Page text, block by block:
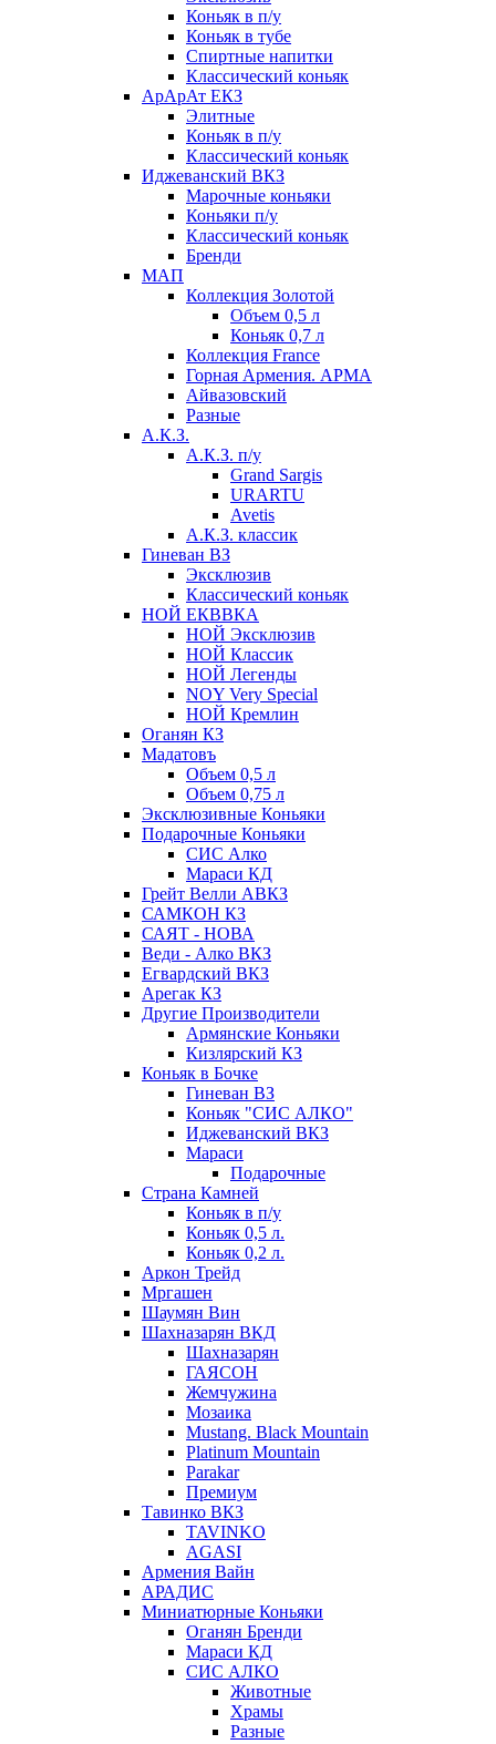
Коньяк в п/у
Коньяк в тубе
Спиртные напитки
Классический коньяк
АрАрАт ЕКЗ
Элитные
Коньяк в п/у
Классический коньяк
Иджеванский ВКЗ
Марочные коньяки
Коньяки п/у
Классический коньяк
Бренди
МАП
Коллекция Золотой
Объем 0,5 л
Коньяк 0,7 л
Коллекция France
Горная Армения. АРМА
Айвазовский
Разные
А.К.З.
А.К.З. п/у
Grand Sargis
URARTU
Avetis
А.К.З. классик
Гиневан ВЗ
Эксклюзив
Классический коньяк
НОЙ ЕКВВКА
НОЙ Эксклюзив
НОЙ Классик
НОЙ Легенды
NOY Very Speсial
НОЙ Кремлин
Оганян КЗ
Мадатовъ
Объем 0,5 л
Объем 0,75 л
Эксклюзивные Коньяки
Подарочные Коньяки
СИС Алко
Мараси КД
Грейт Велли АВКЗ
САМКОН КЗ
САЯТ - НОВА
Веди - Алко ВКЗ
Егвардский ВКЗ
Арегак КЗ
Другие Производители
Армянские Коньяки
Кизлярский КЗ
Коньяк в Бочке
Гиневан ВЗ
Коньяк "СИС АЛКО"
Иджеванский ВКЗ
Мараси
Подарочные
Страна Камней
Коньяк в п/у
Коньяк 0,5 л.
Коньяк 0,2 л.
Аркон Трейд
Мргашен
Шаумян Вин
Шахназарян ВКД
Шахназарян
ГАЯСОН
Жемчужина
Мозаика
Mustang. Black Mountain
Platinum Mountain
Parakar
Премиум
Тавинко ВКЗ
TAVINKO
AGASI
Армения Вайн
АРАДИС
Миниатюрные Коньяки
Оганян Бренди
Мараси КД
СИС АЛКО
Животные
Храмы
Разные